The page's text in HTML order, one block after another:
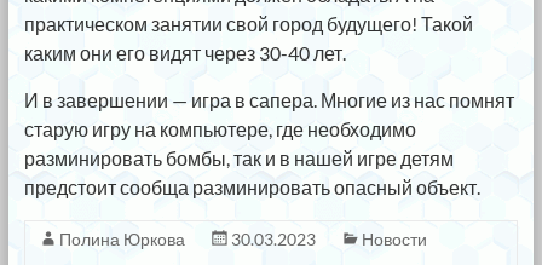
практическом занятии свой город будущего! Такой
каким они его видят через 30-40 лет.
И в завершении — игра в сапера. Многие из нас помнят
старую игру на компьютере, где необходимо
разминировать бомбы, так и в нашей игре детям
предстоит сообща разминировать опасный объект.
Полина Юркова 30.03.2023
Новости